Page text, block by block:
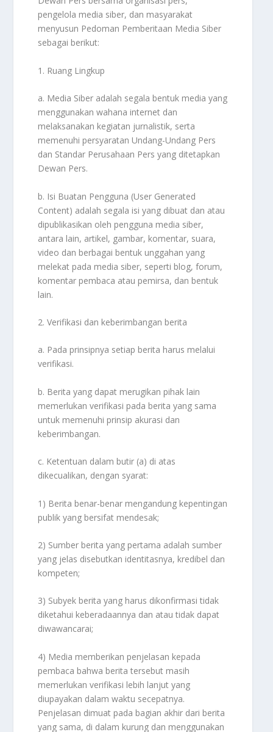
pengelola media siber, dan masyarakat
menyusun Pedoman Pemberitaan Media Siber
sebagai berikut:
1. Ruang Lingkup
a. Media Siber adalah segala bentuk media yang
menggunakan wahana internet dan
melaksanakan kegiatan jurnalistik, serta
memenuhi persyaratan Undang-Undang Pers
dan Standar Perusahaan Pers yang ditetapkan
Dewan Pers.
b. Isi Buatan Pengguna (User Generated
Content) adalah segala isi yang dibuat dan atau
dipublikasikan oleh pengguna media siber,
antara lain, artikel, gambar, komentar, suara,
video dan berbagai bentuk unggahan yang
melekat pada media siber, seperti blog, forum,
komentar pembaca atau pemirsa, dan bentuk
lain.
2. Verifikasi dan keberimbangan berita
a. Pada prinsipnya setiap berita harus melalui
verifikasi.
b. Berita yang dapat merugikan pihak lain
memerlukan verifikasi pada berita yang sama
untuk memenuhi prinsip akurasi dan
keberimbangan.
c. Ketentuan dalam butir (a) di atas
dikecualikan, dengan syarat:
1) Berita benar-benar mengandung kepentingan
publik yang bersifat mendesak;
2) Sumber berita yang pertama adalah sumber
yang jelas disebutkan identitasnya, kredibel dan
kompeten;
3) Subyek berita yang harus dikonfirmasi tidak
diketahui keberadaannya dan atau tidak dapat
diwawancarai;
4) Media memberikan penjelasan kepada
pembaca bahwa berita tersebut masih
memerlukan verifikasi lebih lanjut yang
diupayakan dalam waktu secepatnya.
Penjelasan dimuat pada bagian akhir dari berita
yang sama, di dalam kurung dan menggunakan